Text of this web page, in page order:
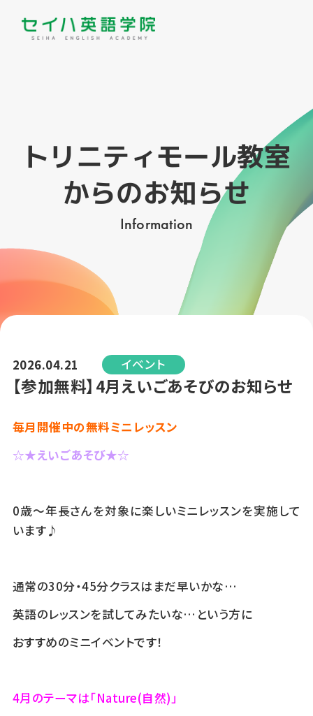
トリニティモール教室
からのお知らせ
Information
2026.04.21 イベント
【参加無料】4月えいごあそびのお知らせ
毎月開催中の無料ミニレッスン
☆★えいごあそび★☆
0歳～年長さんを対象に楽しいミニレッスンを実施して
います♪
通常の30分・45分クラスはまだ早いかな…
英語のレッスンを試してみたいな…という方に
おすすめのミニイベントです！
4月のテーマは「Nature(自然)」